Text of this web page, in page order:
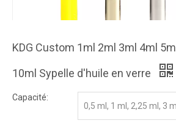
KDG Custom 1ml 2ml 3ml 4ml
10ml Sypelle d'huile en verre
Capacité:
0,5 ml, 1 ml, 2,25 ml, 3